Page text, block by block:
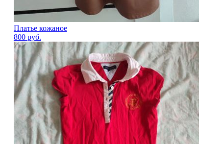
Платье кожаное
800 руб.